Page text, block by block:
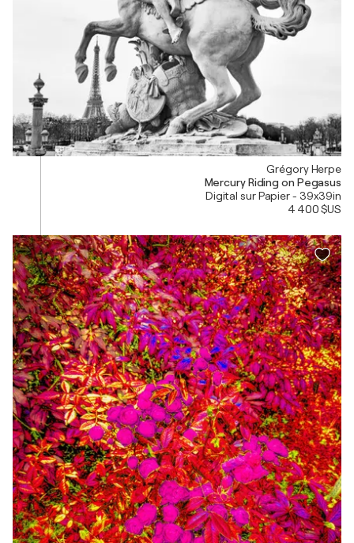
Grégory Herpe
Mercury Riding on Pegasus
Digital sur Papier - 39x39in
4 400 $US